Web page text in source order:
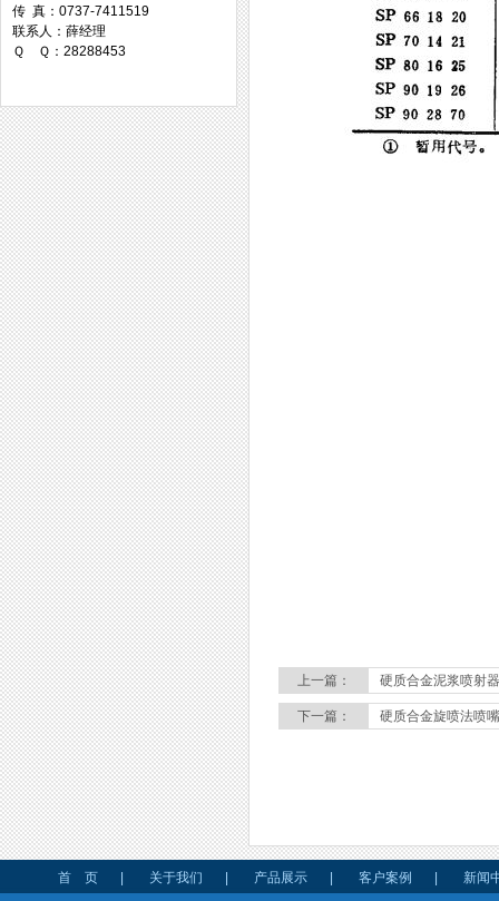
台湾万事达切削科技
传 真：0737-7411519
联系人：薛经理
Ｑ Ｑ：28288453
上一篇： 硬质合金泥浆喷射
下一篇： 硬质合金旋喷法喷嘴
首 页 关于我们 产品展示 客户案例 新闻